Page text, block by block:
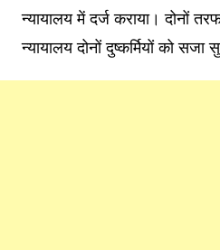
न्यायालय में दर्ज कराया। दोनों
न्यायालय दोनों दुष्कर्मियों को सजा